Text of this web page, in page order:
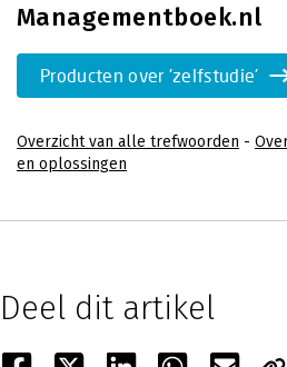
Managementboek.nl
Producten over 'zelfstudie'
Overzicht van alle trefwoorden -
en oplossingen
Deel dit artikel